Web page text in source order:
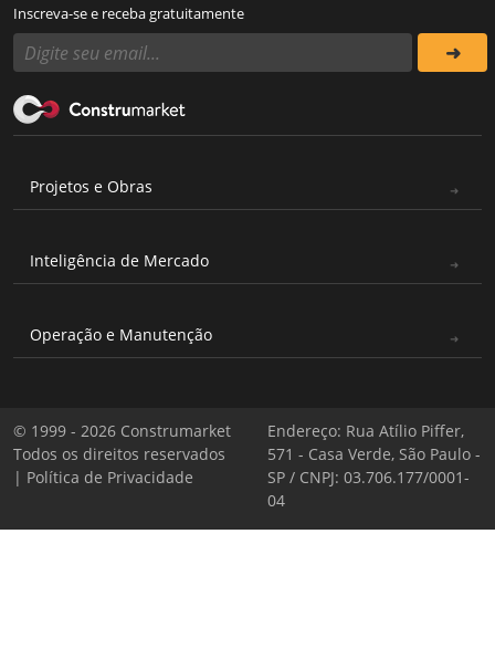
Inscreva-se e receba gratuitamente
Projetos e Obras
Inteligência de Mercado
Operação e Manutenção
© 1999 - 2026 Construmarket
Todos os direitos reservados
| Política de Privacidade
Endereço: Rua Atílio Piffer,
571 - Casa Verde, São Paulo -
SP / CNPJ: 03.706.177/0001-
04